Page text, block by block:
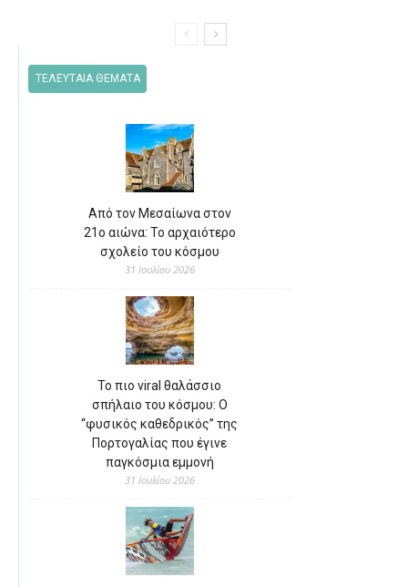
ΤΕΛΕΥΤΑΙΑ ΘΕΜΑΤΑ
Από τον Μεσαίωνα στον
21ο αιώνα: Το αρχαιότερο
σχολείο του κόσμου
31 Ιουλίου 2026
Το πιο viral θαλάσσιο
σπήλαιο του κόσμου: Ο
“φυσικός καθεδρικός” της
Πορτογαλίας που έγινε
παγκόσμια εμμονή
31 Ιουλίου 2026